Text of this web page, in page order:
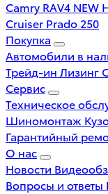
Camry RAV4 NEW
Cruiser Prado 250
Покупка
Автомобили в
Трейд-ин Лизинг
Сервис
Техническое
Шиномонтаж
Гарантийный
О нас
Новости
Вопросы и ответы